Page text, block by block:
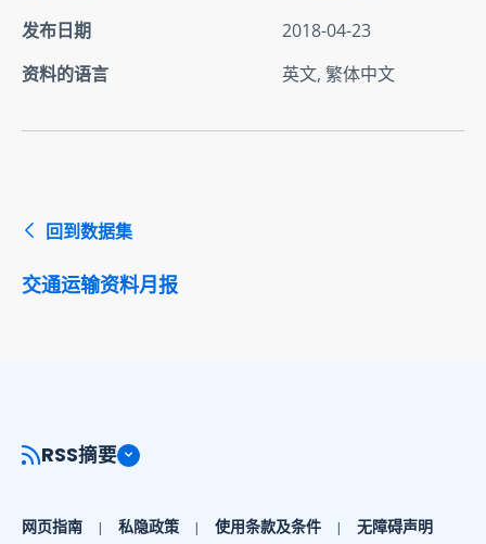
发布日期
2018-04-23
资料的语言
英文, 繁体中文
回到数据集
交通运输资料月报
RSS摘要
网页指南 私隐政策 使用条款及条件 无障碍声明